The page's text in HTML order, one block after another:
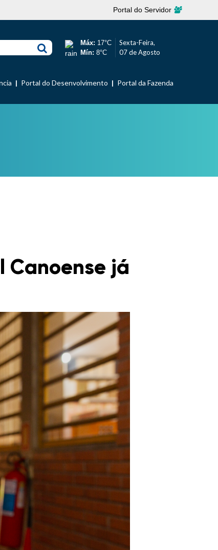
Portal do Servidor
Máx: 17°C
Mín: 8°C
Sexta-Feira,
07 de Agosto
Portal do Desenvolvimento Portal da Fazenda
Canoense já